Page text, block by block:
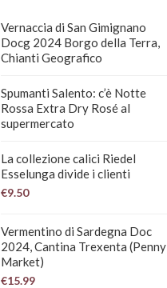
Vernaccia di San Gimignano
Docg 2024 Borgo della Terra,
Chianti Geografico
Spumanti Salento: c’è Notte
Rossa Extra Dry Rosé al
supermercato
La collezione calici Riedel
Esselunga divide i clienti
€9.50
Vermentino di Sardegna Doc
2024, Cantina Trexenta (Penny
Market)
€15.99